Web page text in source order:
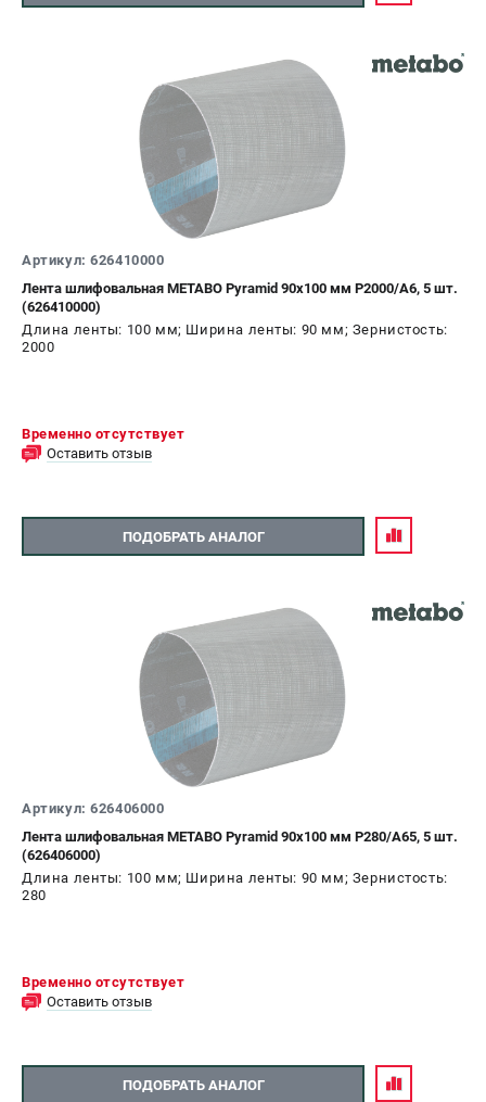
Артикул: 626410000
Лента шлифовальная METABO Pyramid 90x100 мм P2000/A6, 5 шт.
(626410000)
Длина ленты: 100 мм; Ширина ленты: 90 мм; Зернистость:
2000
Временно отсутствует
Оставить отзыв
ПОДОБРАТЬ АНАЛОГ
Артикул: 626406000
Лента шлифовальная METABO Pyramid 90x100 мм P280/A65, 5 шт.
(626406000)
Длина ленты: 100 мм; Ширина ленты: 90 мм; Зернистость:
280
Временно отсутствует
Оставить отзыв
ПОДОБРАТЬ АНАЛОГ